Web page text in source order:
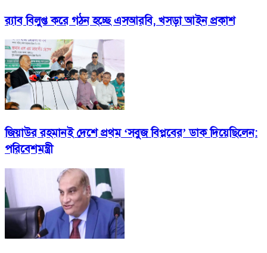
র‍্যাব বিলুপ্ত করে গঠন হচ্ছে এসআরবি, খসড়া আইন প্রকাশ
জিয়াউর রহমানই দেশে প্রথম ‘সবুজ বিপ্লবের’ ডাক দিয়েছিলেন:
পরিবেশমন্ত্রী